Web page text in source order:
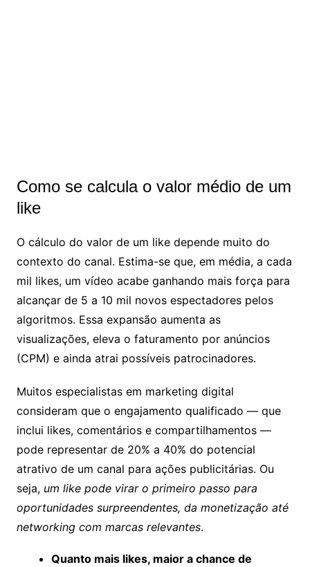
Como se calcula o valor médio de um
like
O cálculo do valor de um like depende muito do
contexto do canal. Estima-se que, em média, a cada
mil likes, um vídeo acabe ganhando mais força para
alcançar de 5 a 10 mil novos espectadores pelos
algoritmos. Essa expansão aumenta as
visualizações, eleva o faturamento por anúncios
(CPM) e ainda atrai possíveis patrocinadores.
Muitos especialistas em marketing digital
consideram que o engajamento qualificado — que
inclui likes, comentários e compartilhamentos —
pode representar de 20% a 40% do potencial
atrativo de um canal para ações publicitárias. Ou
seja, um like pode virar o primeiro passo para
oportunidades surpreendentes, da monetização até
networking com marcas relevantes.
Quanto mais likes, maior a chance de